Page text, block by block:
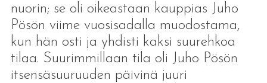
nuorin; se oli oikeastaan kauppias Juho
Pösön viime vuosisadalla muodostama,
kun hän osti ja yhdisti kaksi suurehkoa
tilaa. Suurimmillaan tila oli Juho Pösön
itsensäsuuruuden päivinä juuri